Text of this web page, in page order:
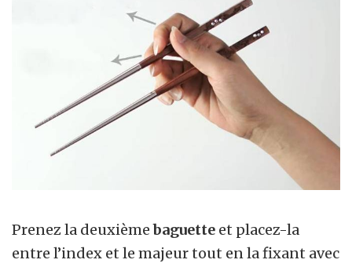
Prenez la deuxièmebaguette et placez-la
entre l’index et le majeur tout en la fixant avec